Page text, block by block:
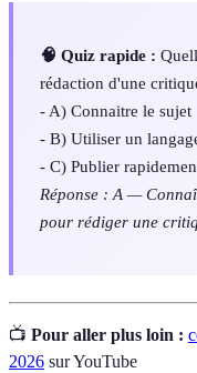
🧠 Quiz rapide :
rédaction d'une
- A) Connaitre le sujet
- B) Utiliser un
- C) Publier
Réponse : A —
pour rédiger une
📺 Pour aller plus loin :
2026 sur YouTube